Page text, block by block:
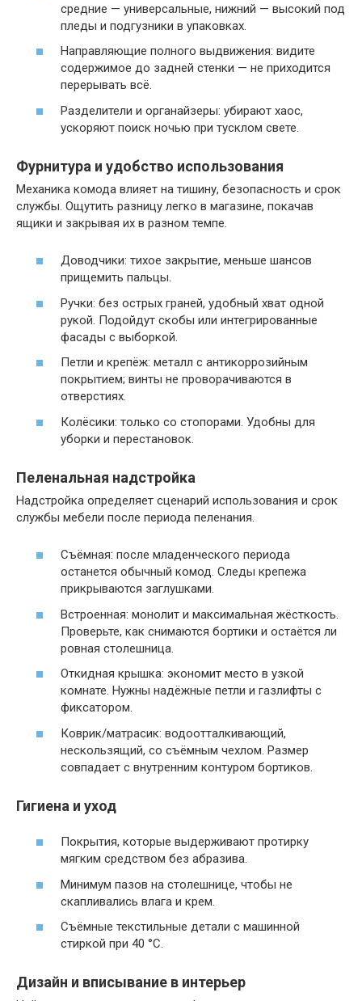
средние — универсальные, нижний — высокий под
пледы и подгузники в упаковках.
Направляющие полного выдвижения: видите
содержимое до задней стенки — не приходится
перерывать всё.
Разделители и органайзеры: убирают хаос,
ускоряют поиск ночью при тусклом свете.
Фурнитура и удобство использования
Механика комода влияет на тишину, безопасность и срок
службы. Ощутить разницу легко в магазине, покачав
ящики и закрывая их в разном темпе.
Доводчики: тихое закрытие, меньше шансов
прищемить пальцы.
Ручки: без острых граней, удобный хват одной
рукой. Подойдут скобы или интегрированные
фасады с выборкой.
Петли и крепёж: металл с антикоррозийным
покрытием; винты не проворачиваются в
отверстиях.
Колёсики: только со стопорами. Удобны для
уборки и перестановок.
Пеленальная надстройка
Надстройка определяет сценарий использования и срок
службы мебели после периода пеленания.
Съёмная: после младенческого периода
останется обычный комод. Следы крепежа
прикрываются заглушками.
Встроенная: монолит и максимальная жёсткость.
Проверьте, как снимаются бортики и остаётся ли
ровная столешница.
Откидная крышка: экономит место в узкой
комнате. Нужны надёжные петли и газлифты с
фиксатором.
Коврик/матрасик: водоотталкивающий,
нескользящий, со съёмным чехлом. Размер
совпадает с внутренним контуром бортиков.
Гигиена и уход
Покрытия, которые выдерживают протирку
мягким средством без абразива.
Минимум пазов на столешнице, чтобы не
скапливались влага и крем.
Съёмные текстильные детали с машинной
стиркой при 40 °C.
Дизайн и вписывание в интерьер